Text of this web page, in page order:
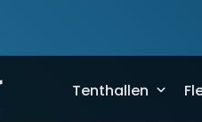
Tenthallen